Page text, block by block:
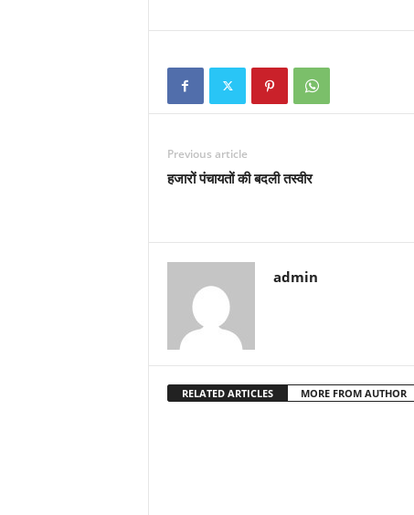
Previous article
हजारों पंचायतों की बदली तस्वीर
admin
RELATED ARTICLES MORE FROM AUTHOR